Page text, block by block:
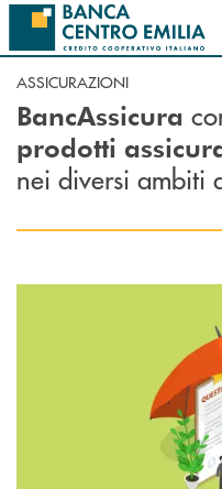
Salta al contenuto principale
ASSICURAZIONI
BancAssicura
prodotti
nei diversi ambiti